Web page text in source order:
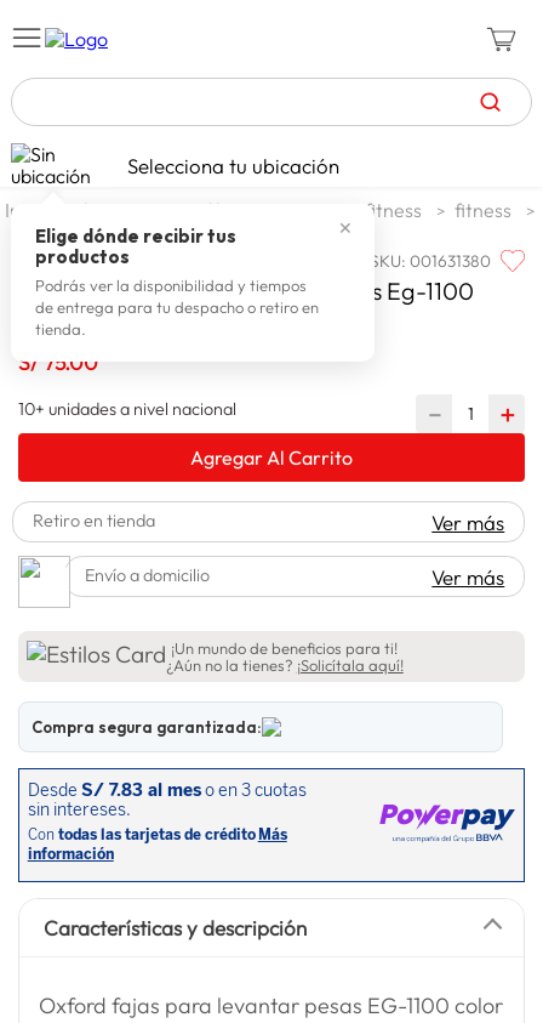
TÉRMINOS MÁS BUSCADOS
1. zapatillas mujer
2. celulares
3. zapatillas hombre
4. zapatillas
5 . moda
6. tv
8. laptop
9. terrex
10 lavadora
Selecciona tu ubicación
✕
Elige dónde recibir tus
productos
Podrás ver la disponibilidad y tiempos
de entrega para tu despacho o retiro en
tienda.
deportes y aire libre ejercicio y fitness fitness
OXFORD SKU:001631380
Oxford Fajas Para Levantar Pesas Eg-1100
S/ 75.00
10+ unidades a nivel nacional ＋
－
Agregar Al Carrito
Retiro en tienda Ver más
Envío a domicilio Ver más
¡Un mundo de beneficios para ti!
¿Aún no la tienes? ¡Solicítala aquí!
Compra segura garantizada:
Características y descripción
Oxford fajas para levantar pesas EG-1100 color